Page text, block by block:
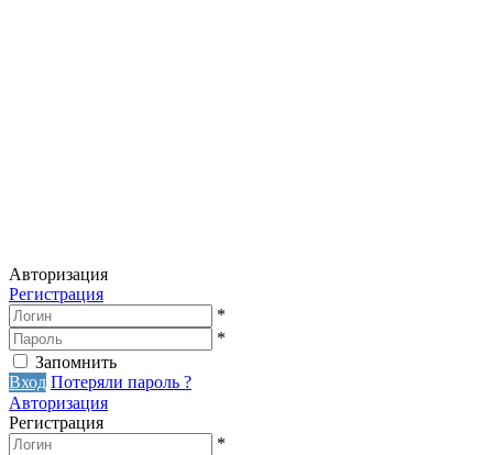
Авторизация
Регистрация
*
*
Запомнить
Вход Потеряли пароль ?
Авторизация
Регистрация
*